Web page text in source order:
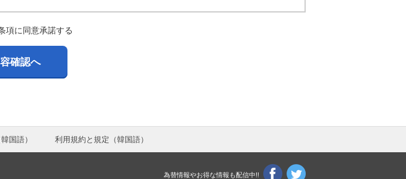
項に同意承諾する
確認へ
国語） 利用規約と規定（韓国語）
為替情報やお得な情報も配信中!!